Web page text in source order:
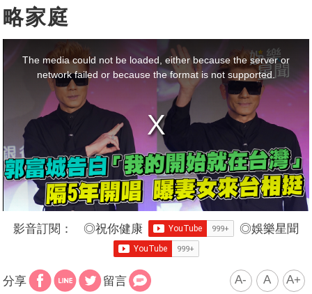
略家庭
modal The media could not be loaded, either because the server or
network failed or because the format is not supported.
影音訂閱： ◎祝你健康 ◎娛樂星聞
分享 留言 A- A A+